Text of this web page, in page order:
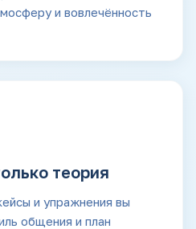
и вовлечённость
теория
и упражнения вы
общения и план